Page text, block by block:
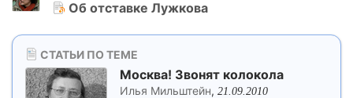
Об отставке Лужкова
СТАТЬИ ПО ТЕМЕ
Москва! Звонят колокола
Илья Мильштейн, 21.09.2010